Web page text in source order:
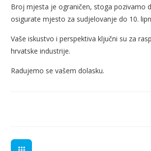
Broj mjesta je ograničen, stoga pozivamo
osigurate mjesto za sudjelovanje do 10.
Vaše iskustvo i perspektiva ključni su za
hrvatske industrije.
Radujemo se vašem dolasku.